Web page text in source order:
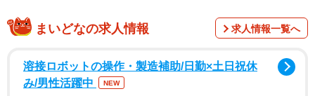
まいどなの求人情報 求人情報一覧へ
溶接ロボットの操作・製造補助/日勤×土日祝休
み/男性活躍中
NEW